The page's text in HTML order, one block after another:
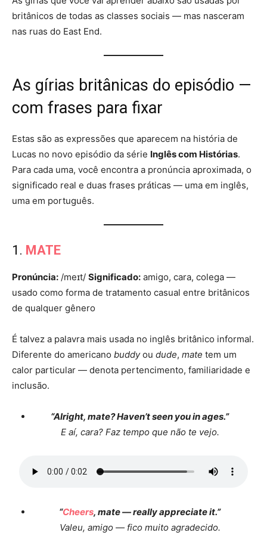
britânicos de todas as classes sociais — mas nasceram
nas ruas do East End.
As gírias britânicas do episódio —
com frases para fixar
Estas são as expressões que aparecem na história de
Lucas no novo episódio da série Inglês com Histórias.
Para cada uma, você encontra a pronúncia aproximada, o
significado real e duas frases práticas — uma em inglês,
uma em português.
1. MATE
Pronúncia: /meɪt/ Significado: amigo, cara, colega —
usado como forma de tratamento casual entre britânicos
de qualquer gênero
É talvez a palavra mais usada no inglês britânico informal.
Diferente do americano buddyou dude, mate tem um
calor particular — denota pertencimento, familiaridade e
inclusão.
“Alright, mate? Haven’t seen you in ages.”
E aí, cara? Faz tempo que não te vejo.
“Cheers, mate — really appreciate it.”
Valeu, amigo — fico muito agradecido.